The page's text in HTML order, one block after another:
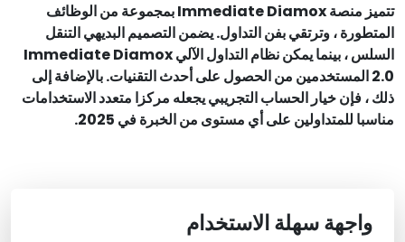
تتميز منصة Immediate Diamox بمجموعة من الوظائف
المتطورة ، وترتقي بفن التداول. يضمن التصميم البديهي التنقل
السلس ، بينما يمكن نظام التداول الآلي Immediate Diamox
2.0 المستخدمين من الحصول على أحدث التقنيات. بالإضافة إلى
ذلك ، فإن خيار الحساب التجريبي يجعله مركزا متعدد الاستخدامات
مناسبا للمتداولين على أي مستوى من الخبرة في 2025.
واجهة سهلة الاستخدام